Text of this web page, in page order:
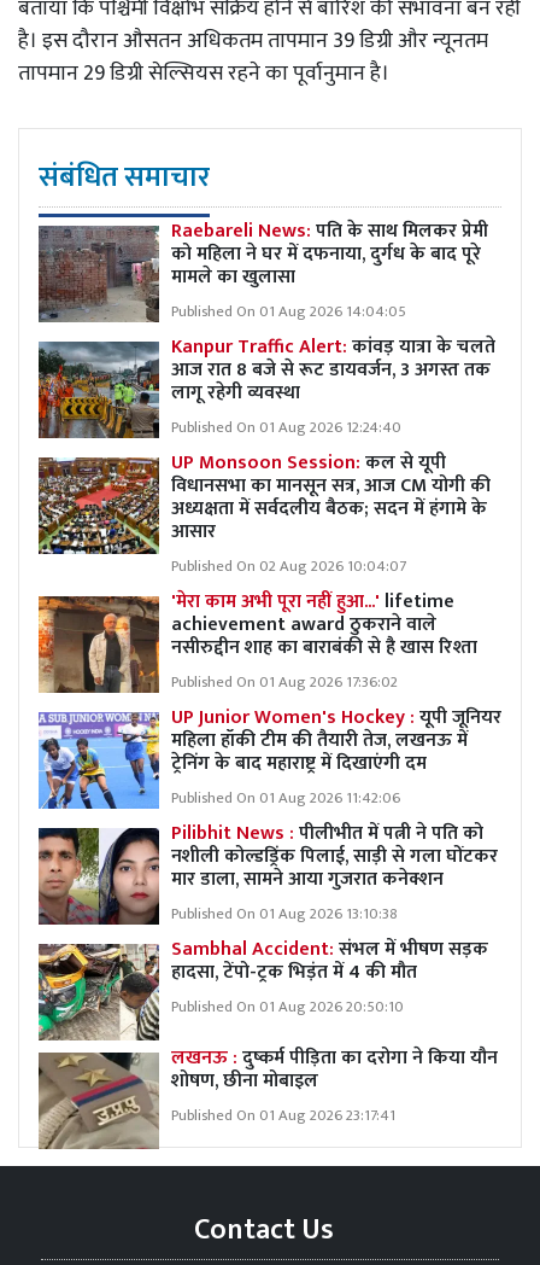
बताया कि पश्चिमी विक्षोभ सक्रिय होने से बारिश की संभावना बन रही
है। इस दौरान औसतन अधिकतम तापमान 39 डिग्री और न्यूनतम
तापमान 29 डिग्री सेल्सियस रहने का पूर्वानुमान है।
संबंधित समाचार
Raebareli News:पति के साथ मिलकर प्रेमी
को महिला ने घर में दफनाया, दुर्गध के बाद पूरे
मामले का खुलासा
Published On 01 Aug 2026 14:04:05
Kanpur Traffic Alert:कांवड़ यात्रा के चलते
आज रात 8 बजे से रूट डायवर्जन, 3 अगस्त तक
लागू रहेगी व्यवस्था
Published On 01 Aug 2026 12:24:40
UP Monsoon Session:कल से यूपी
विधानसभा का मानसून सत्र, आज CM योगी की
अध्यक्षता में सर्वदलीय बैठक; सदन में हंगामे के
आसार
Published On 02 Aug 2026 10:04:07
'मेरा काम अभी पूरा नहीं हुआ...' lifetime
achievement award ठुकराने वाले
नसीरुद्दीन शाह का बाराबंकी से है खास रिश्ता
Published On 01 Aug 2026 17:36:02
UP Junior Women's Hockey :यूपी जूनियर
महिला हॉकी टीम की तैयारी तेज, लखनऊ में
ट्रेनिंग के बाद महाराष्ट्र में दिखाएंगी दम
Published On 01 Aug 2026 11:42:06
Pilibhit News :पीलीभीत में पत्नी ने पति को
नशीली कोल्डड्रिंक पिलाई, साड़ी से गला घोंटकर
मार डाला, सामने आया गुजरात कनेक्शन
Published On 01 Aug 2026 13:10:38
Sambhal Accident:संभल में भीषण सड़क
हादसा, टेंपो-ट्रक भिड़ंत में 4 की मौत
Published On 01 Aug 2026 20:50:10
लखनऊ :दुष्कर्म पीड़िता का दरोगा ने किया यौन
शोषण, छीना मोबाइल
Published On 01 Aug 2026 23:17:41
Contact Us